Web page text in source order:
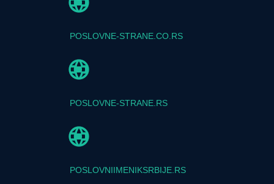
POSLOVNE-STRANE.CO.RS
POSLOVNE-STRANE.RS
POSLOVNIIMENIKSRBIJE.RS